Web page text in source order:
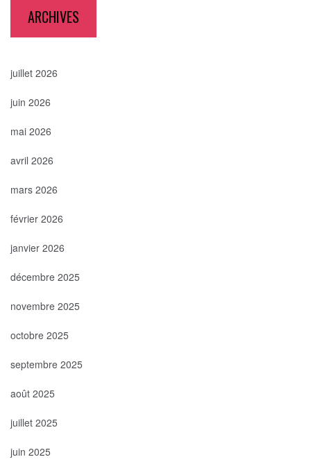
ARCHIVES
juillet 2026
juin 2026
mai 2026
avril 2026
mars 2026
février 2026
janvier 2026
décembre 2025
novembre 2025
octobre 2025
septembre 2025
août 2025
juillet 2025
juin 2025